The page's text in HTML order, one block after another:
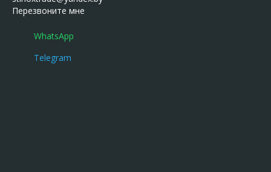
Перезвоните мне
WhatsApp
Telegram